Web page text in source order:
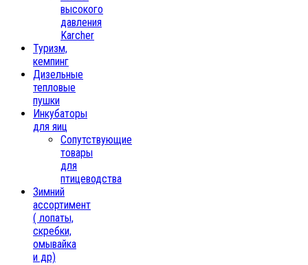
высокого
давления
Karcher
Туризм,
кемпинг
Дизельные
тепловые
пушки
Инкубаторы
для яиц
Сопутствующие
товары
для
птицеводства
Зимний
ассортимент
( лопаты,
скребки,
омывайка
и др)